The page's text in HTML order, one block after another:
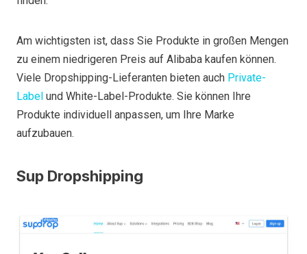
Am wichtigsten ist, dass Sie Produkte in großen Mengen
zu einem niedrigeren Preis auf Alibaba kaufen können.
Viele Dropshipping-Lieferanten bieten auch Private-
Label und White-Label-Produkte. Sie können Ihre
Produkte individuell anpassen, um Ihre Marke
aufzubauen.
Sup Dropshipping